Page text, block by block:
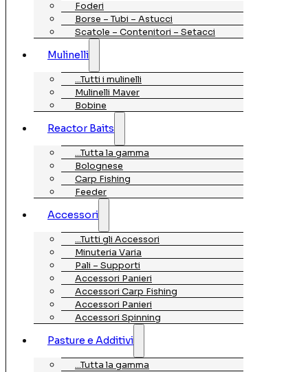
Foderi
Borse – Tubi – Astucci
Scatole – Contenitori – Setacci
Mulinelli
…Tutti i mulinelli
Mulinelli Maver
Bobine
Reactor Baits
…Tutta la gamma
Bolognese
Carp Fishing
Feeder
Accessori
…Tutti gli Accessori
Minuteria Varia
Pali – Supporti
Accessori Panieri
Accessori Carp Fishing
Accessori Panieri
Accessori Spinning
Pasture e Additivi
…Tutta la gamma